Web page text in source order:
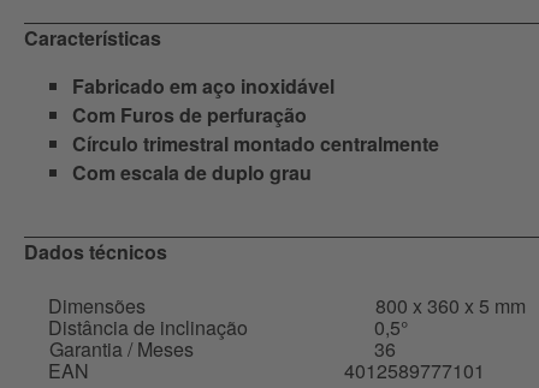
Características
Fabricado em aço inoxidável
Com Furos de perfuração
Círculo trimestral montado centralmente
Com escala de duplo grau
Dados técnicos
Dimensões
800 x 360 x 5 mm
Distância de inclinação 0,5°
Garantia / Meses 36
EAN 4012589777101